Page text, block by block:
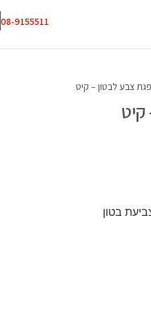
08-9155511